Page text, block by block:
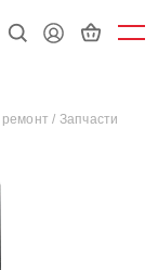
/ Запчасти